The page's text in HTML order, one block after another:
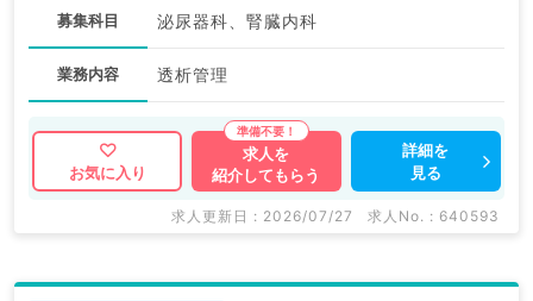
募集科目 泌尿器科、腎臓内科
業務内容 透析管理
お気に入り
求人を
紹介してもらう
詳細を
見る
求人更新日 : 2026/07/27 求人No. : 640593